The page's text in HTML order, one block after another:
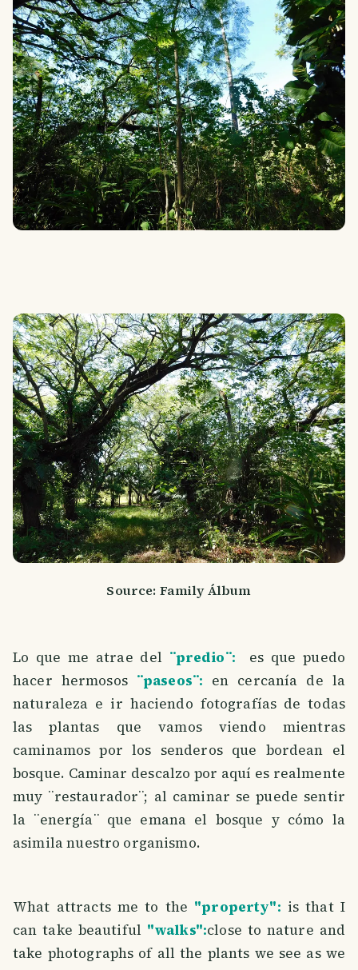
Source: Family Álbum
Lo que me atrae del ¨predio¨:
es que puedo
hacer hermosos ¨paseos¨: en cercanía de la
naturaleza e ir haciendo fotografías de todas
las plantas que vamos viendo mientras
caminamos por los senderos que bordean el
bosque. Caminar descalzo por aquí es realmente
muy ¨restaurador¨; al caminar se puede sentir
la ¨energía¨ que emana el bosque y cómo la
asimila nuestro organismo.
What attracts me to the "property": is that I
can take beautiful "walks":close to nature and
take photographs of all the plants we see as we